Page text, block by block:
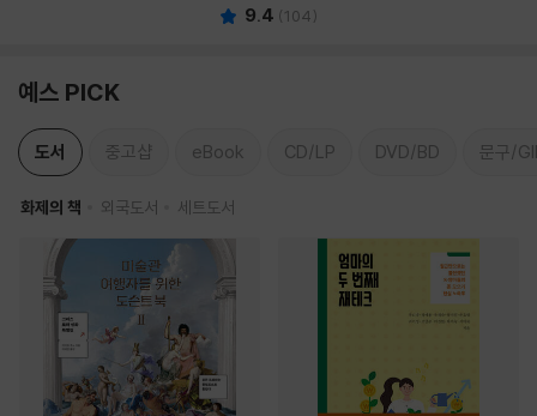
9.4 (104)
예스 PICK
도서 중고샵 eBook CD/LP DVD/BD 문구/
화제의 책 외국도서 세트도서